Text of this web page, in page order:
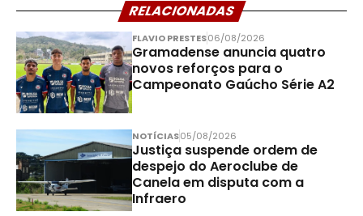
RELACIONADAS
FLAVIO PRESTES06/08/2026
Gramadense anuncia quatro
novos reforços para o
Campeonato Gaúcho Série A2
NOTÍCIAS05/08/2026
Justiça suspende ordem de
despejo do Aeroclube de
Canela em disputa com a
Infraero